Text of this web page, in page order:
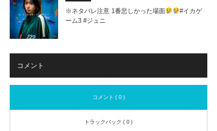
※ネタバレ注意 1番悲しかった場面
#イカゲ
ーム3 #ジュニ
コメント
コメント ( 0 )
トラックバック ( 0 )